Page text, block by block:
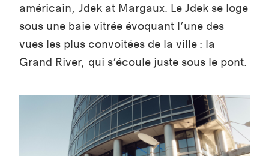
américain, Jdek at Margaux. Le Jdek se loge
sous une baie vitrée évoquant l’une des
vues les plus convoitées de la ville : la
Grand River, qui s’écoule juste sous le pont.